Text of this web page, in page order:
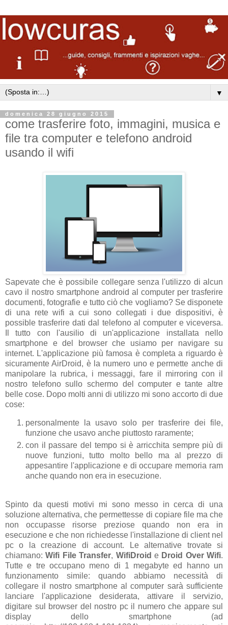
▼
domenica 28 giugno 2015
come trasferire foto, immagini, musica e
file tra computer e telefono android
usando il wifi
Sapevate che è possibile collegare senza l'utilizzo di alcun
cavo il nostro smartphone android al computer per trasferire
documenti, fotografie e tutto ciò che vogliamo? Se disponete
di una rete wifi a cui sono collegati i due dispositivi, è
possible trasferire dati dal telefono al computer e viceversa.
Il tutto con l'ausilio di un'applicazione installata nello
smartphone e del browser che usiamo per navigare su
internet. L'applicazione più famosa è completa a riguardo è
sicuramente AirDroid, è la numero uno e permette anche di
manipolare la rubrica, i messaggi, fare il mirroring con il
nostro telefono sullo schermo del computer e tante altre
belle cose. Dopo molti anni di utilizzo mi sono accorto di due
cose:
personalmente la usavo solo per trasferire dei file,
funzione che usavo anche piuttosto raramente;
con il passare del tempo si è arricchita sempre più di
nuove funzioni, tutto molto bello ma al prezzo di
appesantire l'applicazione e di occupare memoria ram
anche quando non era in esecuzione.
Spinto da questi motivi mi sono messo in cerca di una
soluzione alternativa, che permettesse di copiare file ma che
non occupasse risorse preziose quando non era in
esecuzione e che non richiedesse l'installazione di client nel
pc o la creazione di account. Le alternative trovate si
chiamano:Wifi File Transfer, WifiDroid e Droid Over Wifi.
Tutte e tre occupano meno di 1 megabyte ed hanno un
funzionamento simile: quando abbiamo necessità di
collegare il nostro smartphone al computer sarà sufficiente
lanciare l'applicazione desiderata, attivare il servizio,
digitare sul browser del nostro pc il numero che appare sul
display dello smartphone (ad